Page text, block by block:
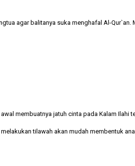
agar balitanya suka menghafal Al-Qur`an.
awal membuatnya jatuh cinta pada Kalam Ilahi
tilawah akan mudah membentuk